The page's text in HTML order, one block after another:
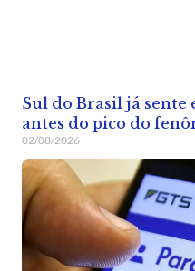
Sul do Brasil já sente
antes do pico do
02/08/2026